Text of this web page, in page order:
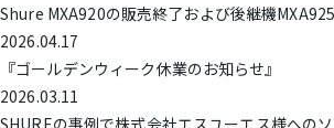
Shure MXA920の販売終了および後継機
2026.04.17
『ゴールデンウィーク休業のお知らせ』
2026.03.11
SHUREの事例で株式会社エスユーエス様への